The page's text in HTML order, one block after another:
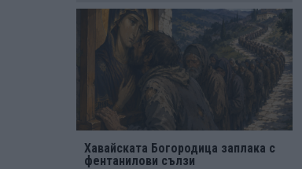
Хавайската Богородица заплака с
фентанилови сълзи